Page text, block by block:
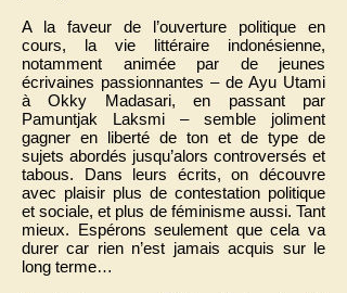
A la faveur de l’ouverture politique en
cours, la vie littéraire indonésienne,
notamment animée par de jeunes
écrivaines passionnantes – de Ayu Utami
à Okky Madasari, en passant par
Pamuntjak Laksmi – semble joliment
gagner en liberté de ton et de type de
sujets abordés jusqu’alors controversés et
tabous. Dans leurs écrits, on découvre
avec plaisir plus de contestation politique
et sociale, et plus de féminisme aussi. Tant
mieux. Espérons seulement que cela va
durer car rien n’est jamais acquis sur le
long terme…